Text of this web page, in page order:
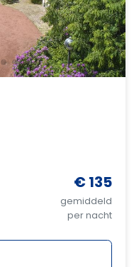
€ 135
gemiddeld
per nacht